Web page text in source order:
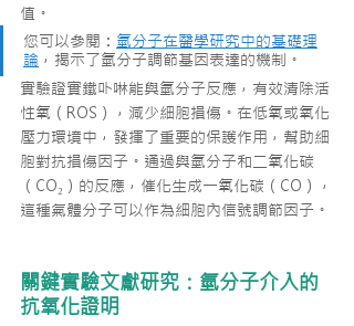
值。
您可以參閱： 氫分子在醫學研究中的基礎理
論 ，揭示了氫分子調節基因表達的機制。
實驗證實鐵卟啉能與氫分子反應，有效清除活
性氧（ROS），減少細胞損傷。在低氧或氧化
壓力環境中，發揮了重要的保護作用，幫助細
胞對抗損傷因子。通過與氫分子和二氧化碳
（CO₂）的反應，催化生成一氧化碳（CO），
這種氣體分子可以作為細胞內信號調節因子。
關鍵實驗文獻研究：氫分子介入的
抗氧化證明